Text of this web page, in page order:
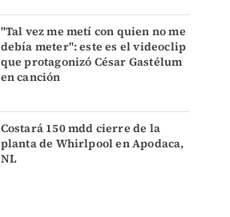
"Tal vez me metí con quien no me
debía meter": este es el videoclip
que protagonizó César Gastélum
en canción
Costará 150 mdd cierre de la
planta de Whirlpool en Apodaca,
NL